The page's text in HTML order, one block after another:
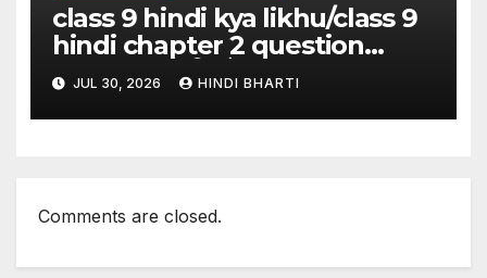
class 9 hindi kya likhu/class 9
hindi chapter 2 question
answer/क्या लिखूँ-पदुमलाल/class 9
hindi
JUL 30, 2026 HINDI BHARTI
Comments are closed.